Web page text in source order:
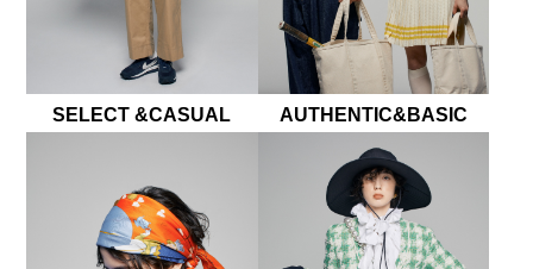
SELECT &CASUAL AUTHENTIC&BASIC